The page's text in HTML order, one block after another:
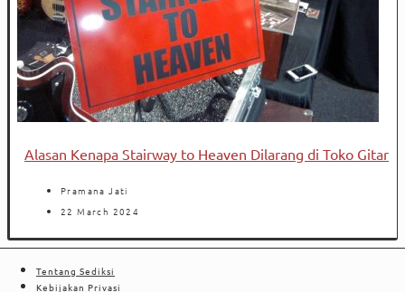
Alasan Kenapa Stairway to Heaven Dilarang di Toko Gitar
Pramana Jati
22 March 2024
Tentang Sediksi
Kebijakan Privasi